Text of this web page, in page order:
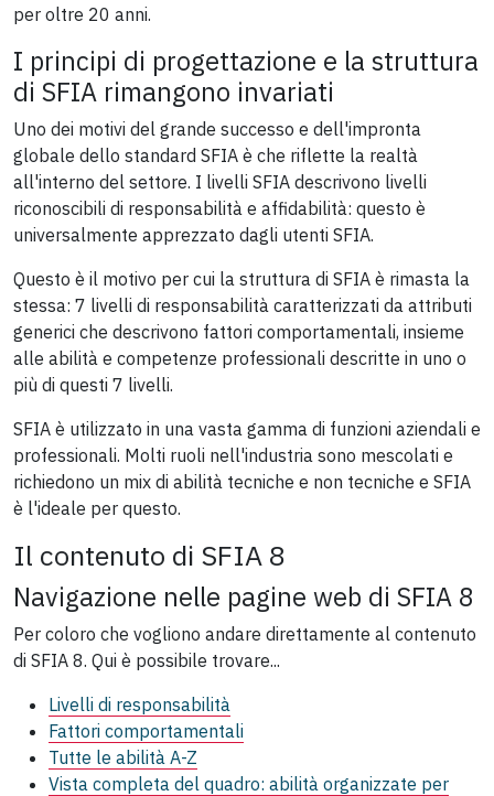
per oltre 20 anni.
I principi di progettazione e la struttura
di SFIA rimangono invariati
Uno dei motivi del grande successo e dell'impronta
globale dello standard SFIA è che riflette la realtà
all'interno del settore. I livelli SFIA descrivono livelli
riconoscibili di responsabilità e affidabilità: questo è
universalmente apprezzato dagli utenti SFIA.
Questo è il motivo per cui la struttura di SFIA è rimasta la
stessa: 7 livelli di responsabilità caratterizzati da attributi
generici che descrivono fattori comportamentali, insieme
alle abilità e competenze professionali descritte in uno o
più di questi 7 livelli.
SFIA è utilizzato in una vasta gamma di funzioni aziendali e
professionali. Molti ruoli nell'industria sono mescolati e
richiedono un mix di abilità tecniche e non tecniche e SFIA
è l'ideale per questo.
Il contenuto di SFIA 8
Navigazione nelle pagine web di SFIA 8
Per coloro che vogliono andare direttamente al contenuto
di SFIA 8. Qui è possibile trovare...
Livelli di responsabilità
Fattori comportamentali
Tutte le abilità A-Z
Vista completa del quadro: abilità organizzate per